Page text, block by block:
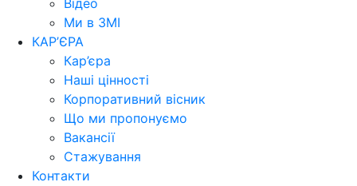
Ми в ЗМІ
КАР’ЄРА
Кар’єра
Наші цінності
Корпоративний вісник
Що ми пропонуємо
Вакансії
Стажування
Контакти